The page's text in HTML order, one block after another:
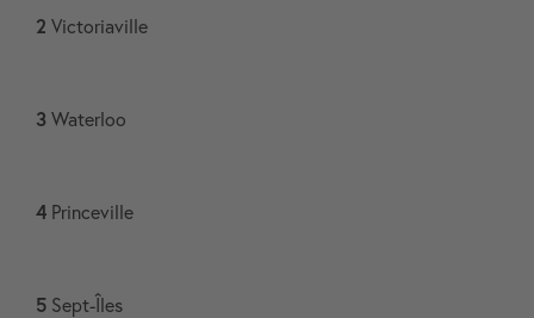
2 Victoriaville
3 Waterloo
4 Princeville
5 Sept-Îles​